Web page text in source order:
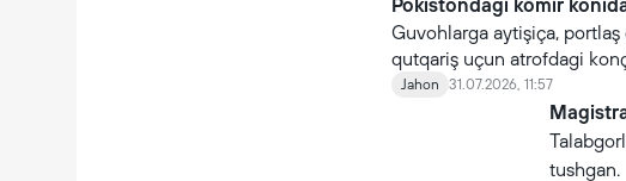
Pokistondagi kömir
Guvohlarga aytişiça,
qutqariş uçun atrofdagi
Jahon 31.07.2026, 11:57
tushgan.